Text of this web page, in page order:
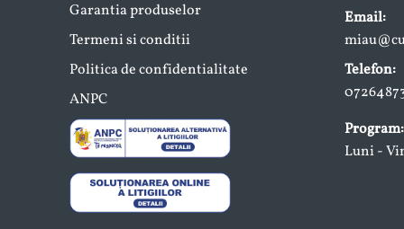
Garantia produselor
Termeni si conditii
Politica de confidentialitate
ANPC
Email:
Telefon:
Program:
Luni -